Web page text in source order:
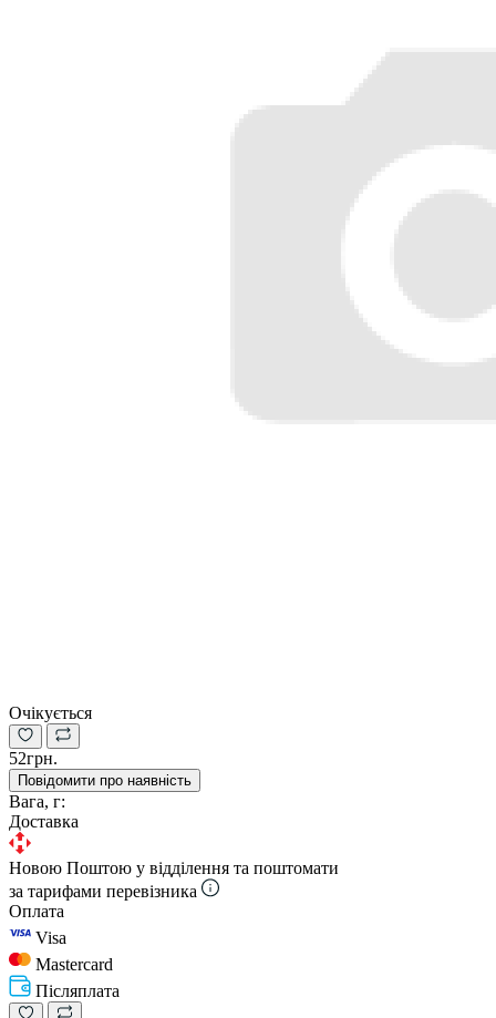
Очікується
52грн.
Повідомити про наявність
Вага, г:
Доставка
Новою Поштою у відділення та поштомати
за тарифами перевізника
Оплата
Visa
Mastercard
Післяплата